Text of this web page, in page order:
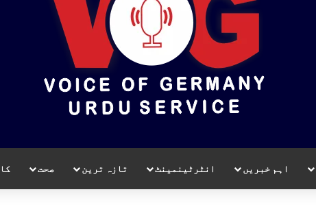
اہم خبریں انٹرٹینمینٹ تازہ ترین صحت